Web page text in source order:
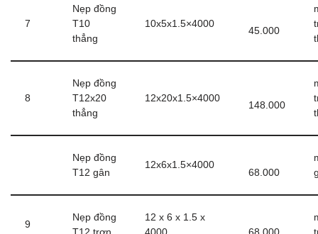
7
Nẹp đồng
T10
thẳng
10x5x1.5×4000
45.000
8
Nẹp đồng
T12x20
thẳng
12x20x1.5×4000
148.000
Nẹp đồng
T12 gân
12x6x1.5×4000
68.000
9
Nẹp đồng
12 x 6 x 1.5 x